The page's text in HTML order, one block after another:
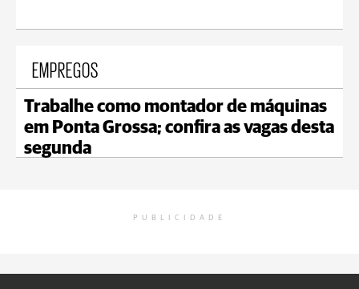
EMPREGOS
Trabalhe como montador de máquinas
em Ponta Grossa; confira as vagas desta
segunda
PUBLICIDADE